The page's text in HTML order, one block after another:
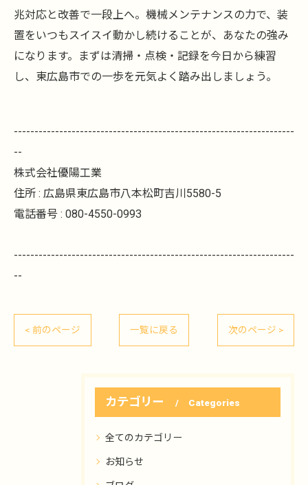
兆対応と改善で一段上へ。機械メンテナンスの力で、装
置をいつもスイスイ動かし続けることが、あなたの強み
になります。まずは清掃・点検・記録を今日から練習
し、東広島市での一歩を元気よく踏み出しましょう。
--------------------------------------------------------------------
--
株式会社優陽工業
住所 : 広島県東広島市八本松町吉川5580-5
電話番号 : 080-4550-0993
--------------------------------------------------------------------
--
< 前のページ 一覧に戻る 次のページ >
カテゴリー Categories
全てのカテゴリー
お知らせ